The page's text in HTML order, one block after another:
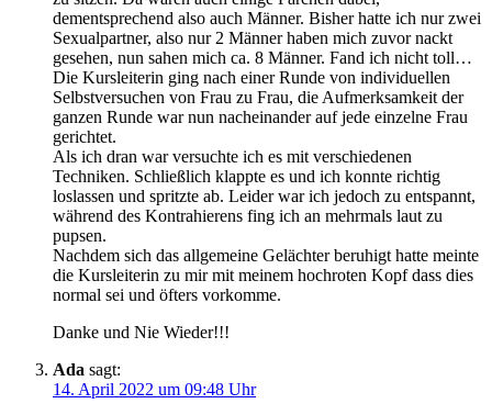
dementsprechend also auch Männer. Bisher hatte ich nur zwei
Sexualpartner, also nur 2 Männer haben mich zuvor nackt
gesehen, nun sahen mich ca. 8 Männer. Fand ich nicht toll…
Die Kursleiterin ging nach einer Runde von individuellen
Selbstversuchen von Frau zu Frau, die Aufmerksamkeit der
ganzen Runde war nun nacheinander auf jede einzelne Frau
gerichtet.
Als ich dran war versuchte ich es mit verschiedenen
Techniken. Schließlich klappte es und ich konnte richtig
loslassen und spritzte ab. Leider war ich jedoch zu entspannt,
während des Kontrahierens fing ich an mehrmals laut zu
pupsen.
Nachdem sich das allgemeine Gelächter beruhigt hatte meinte
die Kursleiterin zu mir mit meinem hochroten Kopf dass dies
normal sei und öfters vorkomme.
Danke und Nie Wieder!!!
Ada sagt:
14. April 2022 um 09:48 Uhr